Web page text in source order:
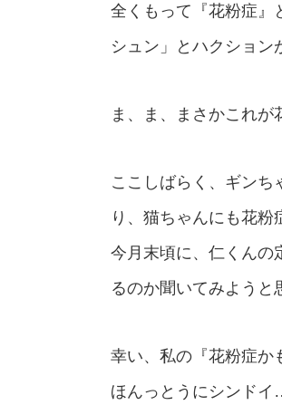
全くもって『花粉症』
シュン」とハクション
ま、ま、まさかこれが
ここしばらく、ギンち
り、猫ちゃんにも花
今月末頃に、仁くんの
るのか聞いてみようと
幸い、私の『花粉症か
ほんっとうにシンドイ